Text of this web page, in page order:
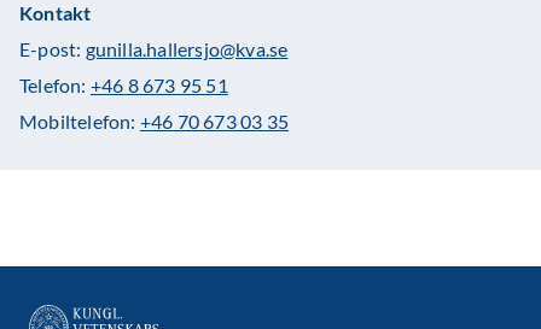
Kontakt
E-post: gunilla.hallersjo@kva.se
Telefon: +46 8 673 95 51
Mobiltelefon: +46 70 673 03 35